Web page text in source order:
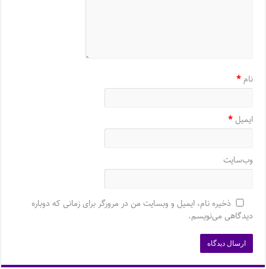
نام*
ایمیل*
وب‌سایت
ذخیره نام، ایمیل و وبسایت من در مرورگر برای زمانی که دوباره
دیدگاهی می‌نویسم.